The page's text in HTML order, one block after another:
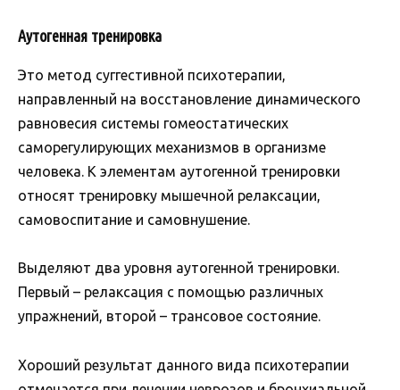
Аутогенная тренировка
Это метод суггестивной психотерапии,
направленный на восстановление динамического
равновесия системы гомеостатических
саморегулирующих механизмов в организме
человека. К элементам аутогенной тренировки
относят тренировку мышечной релаксации,
самовоспитание и самовнушение.
Выделяют два уровня аутогенной тренировки.
Первый – релаксация с помощью различных
упражнений, второй – трансовое состояние.
Хороший результат данного вида психотерапии